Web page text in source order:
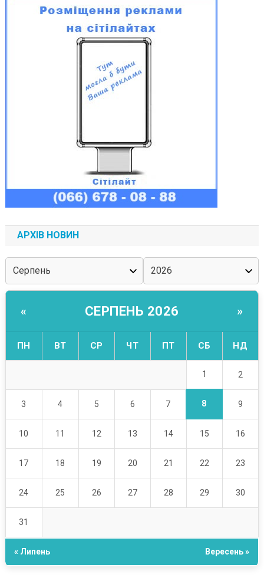
АРХІВ НОВИН
« СЕРПЕНЬ 2026 »
ПН ВТ СР ЧТ ПТ СБ НД
1 2
3 4 5 6 7 8 9
10 11 12 13 14 15 16
17 18 19 20 21 22 23
24 25 26 27 28 29 30
31
« Липень Вересень »